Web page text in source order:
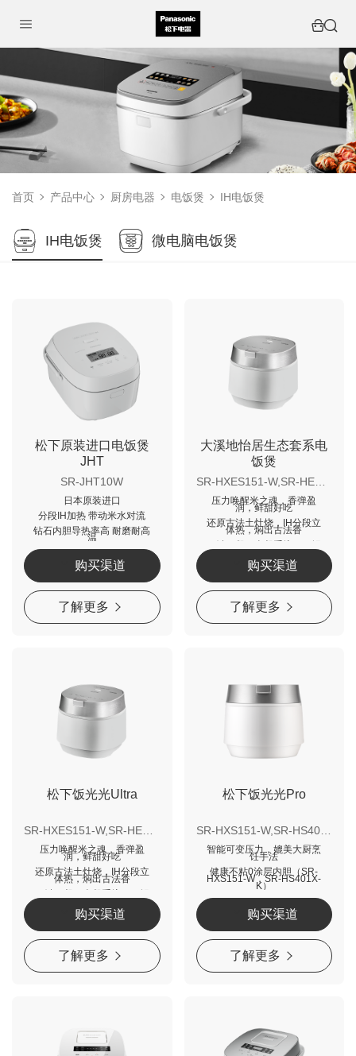
首页 产品中心 厨房电器 电饭煲 IH电饭煲
IH电饭煲 微电脑电饭煲
松下原装进口电饭煲
JHT
SR-JHT10W
日本原装进口
分段IH加热 带动米水对流
钻石内胆导热率高 耐磨耐高
温
购买渠道
了解更多
大溪地怡居生态套系电
饭煲
SR-HXES151-W,SR-HES401X-K,SR-HXE151-W,SR-HE401X-K
压力唤醒米之魂，香弹盈
润，鲜甜好吃
还原古法土灶烧，IH分段立
体热，焖出古法香
出也不串味，煮饭快时代
购买渠道
了解更多
松下饭光光Ultra
SR-HXES151-W,SR-HES401X-K,SR-HXE151-W,SR-HE401X-K
压力唤醒米之魂，香弹盈
润，鲜甜好吃
还原古法土灶烧，IH分段立
体热，焖出古法香
出也不串味，煮饭快时代
购买渠道
了解更多
松下饭光光Pro
SR-HXS151-W,SR-HS401X-K,SR-H301X-K,SR-HX101-W
智能可变压力，媲美大厨烹
饪手法
健康不粘0涂层内胆（SR-
HXS151-W，SR-HS401X-
K）
分段IH加热，带动米水对流
（SR-H301X-K，SR-
HX101-W）
底部风冷专利，煮饭不粘不
糊易清洗
购买渠道
了解更多